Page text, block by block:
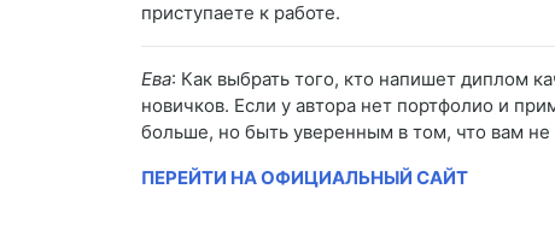
приступаете к работе.
Ева: Как выбрать того, кто напишет диплом
новичков. Если у автора нет портфолио и
больше, но быть уверенным в том, что вам не
ПЕРЕЙТИ НА ОФИЦИАЛЬНЫЙ САЙТ